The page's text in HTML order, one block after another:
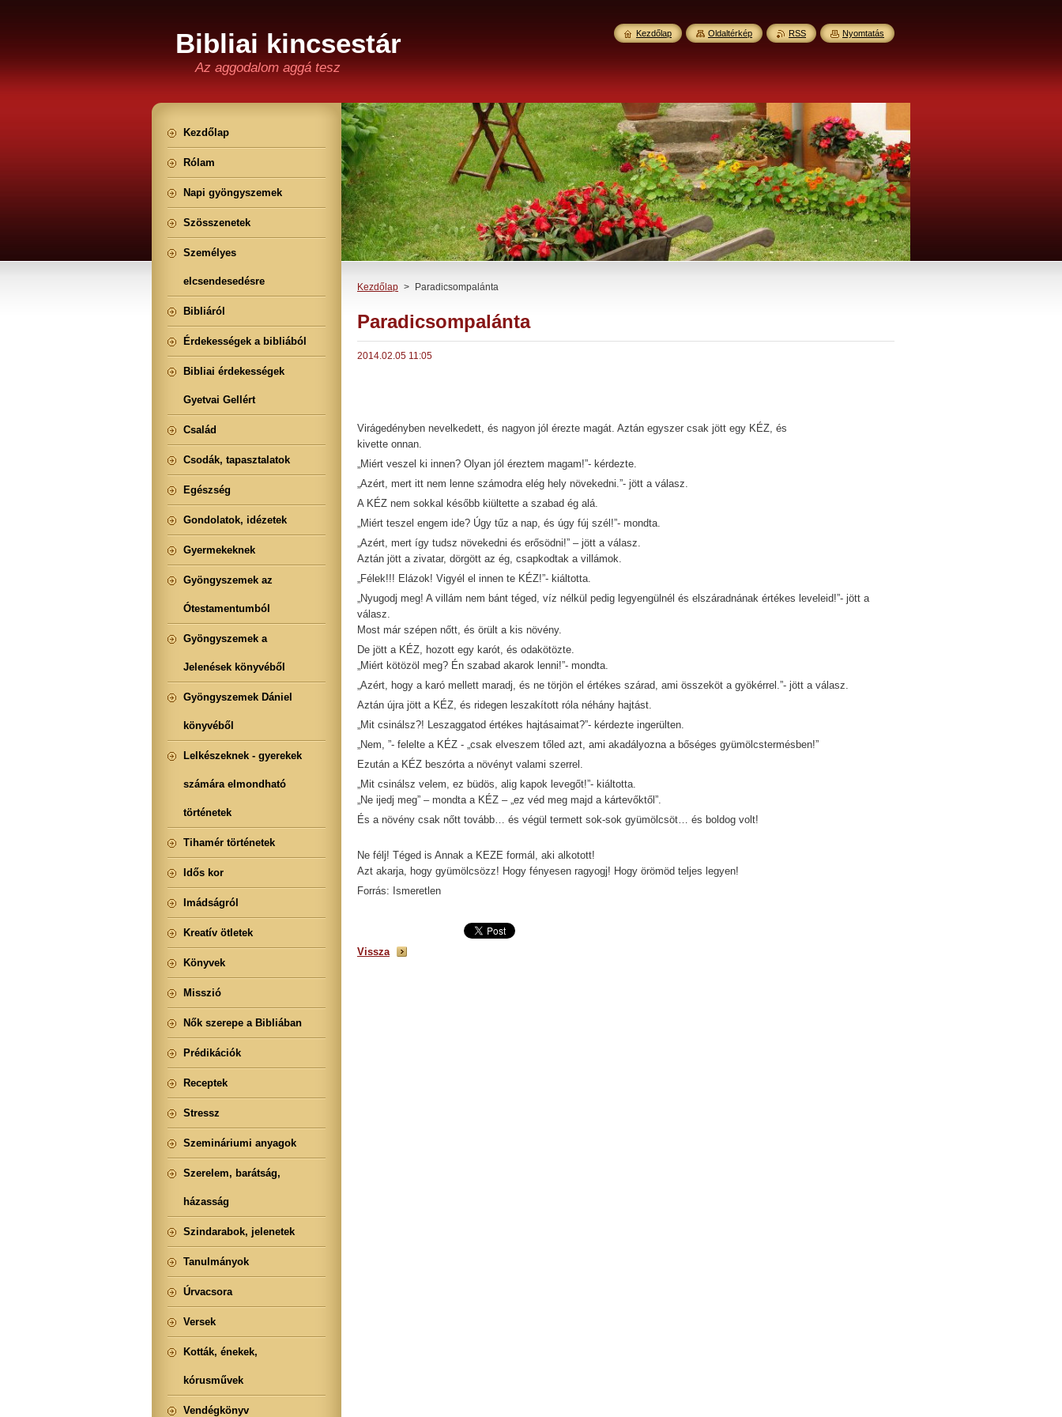
Bibliai kincsestár
Az aggodalom aggá tesz
Kezdőlap > Paradicsompalánta
Paradicsompalánta
2014.02.05 11:05
Virágedényben nevelkedett, és nagyon jól érezte magát. Aztán egyszer csak jött egy KÉZ, és
kivette onnan.
„Miért veszel ki innen? Olyan jól éreztem magam!”- kérdezte.
„Azért, mert itt nem lenne számodra elég hely növekedni.”- jött a válasz.
A KÉZ nem sokkal később kiültette a szabad ég alá.
„Miért teszel engem ide? Úgy tűz a nap, és úgy fúj szél!”- mondta.
„Azért, mert így tudsz növekedni és erősödni!” – jött a válasz.
Aztán jött a zivatar, dörgött az ég, csapkodtak a villámok.
„Félek!!! Elázok! Vigyél el innen te KÉZ!”- kiáltotta.
„Nyugodj meg! A villám nem bánt téged, víz nélkül pedig legyengülnél és elszáradnának értékes leveleid!”- jött a
válasz.
Most már szépen nőtt, és örült a kis növény.
De jött a KÉZ, hozott egy karót, és odakötözte.
„Miért kötözöl meg? Én szabad akarok lenni!”- mondta.
„Azért, hogy a karó mellett maradj, és ne törjön el értékes szárad, ami összeköt a gyökérrel.”- jött a válasz.
Aztán újra jött a KÉZ, és ridegen leszakított róla néhány hajtást.
„Mit csinálsz?! Leszaggatod értékes hajtásaimat?”- kérdezte ingerülten.
„Nem, ”- felelte a KÉZ - „csak elveszem tőled azt, ami akadályozna a bőséges gyümölcstermésben!”
Ezután a KÉZ beszórta a növényt valami szerrel.
„Mit csinálsz velem, ez büdös, alig kapok levegőt!”- kiáltotta.
„Ne ijedj meg” – mondta a KÉZ – „ez véd meg majd a kártevőktől”.
És a növény csak nőtt tovább… és végül termett sok-sok gyümölcsöt… és boldog volt!
Ne félj! Téged is Annak a KEZE formál, aki alkotott!
Azt akarja, hogy gyümölcsözz! Hogy fényesen ragyogj! Hogy örömöd teljes legyen!
Forrás: Ismeretlen
Vissza
Kezdőlap
Rólam
Napi gyöngyszemek
Szösszenetek
Személyes
elcsendesedésre
Bibliáról
Érdekességek a bibliából
Bibliai érdekességek
Gyetvai Gellért
Család
Csodák, tapasztalatok
Egészség
Gondolatok, idézetek
Gyermekeknek
Gyöngyszemek az
Ótestamentumból
Gyöngyszemek a
Jelenések könyvéből
Gyöngyszemek Dániel
könyvéből
Lelkészeknek - gyerekek
számára elmondható
történetek
Tihamér történetek
Idős kor
Imádságról
Kreatív ötletek
Könyvek
Misszió
Nők szerepe a Bibliában
Prédikációk
Receptek
Stressz
Szemináriumi anyagok
Szerelem, barátság,
házasság
Szindarabok, jelenetek
Tanulmányok
Úrvacsora
Versek
Kották, énekek,
kórusművek
Vendégkönyv
Kezdőlap Oldaltérkép RSS Nyomtatás